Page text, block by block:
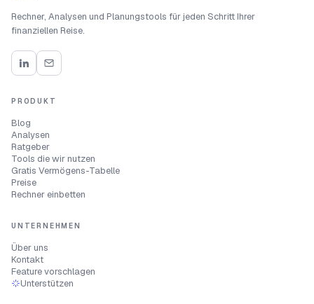
Rechner, Analysen und Planungstools für jeden Schritt Ihrer
finanziellen Reise.
PRODUKT
Blog
Analysen
Ratgeber
Tools die wir nutzen
Gratis Vermögens-Tabelle
Preise
Rechner einbetten
UNTERNEHMEN
Über uns
Kontakt
Feature vorschlagen
Unterstützen